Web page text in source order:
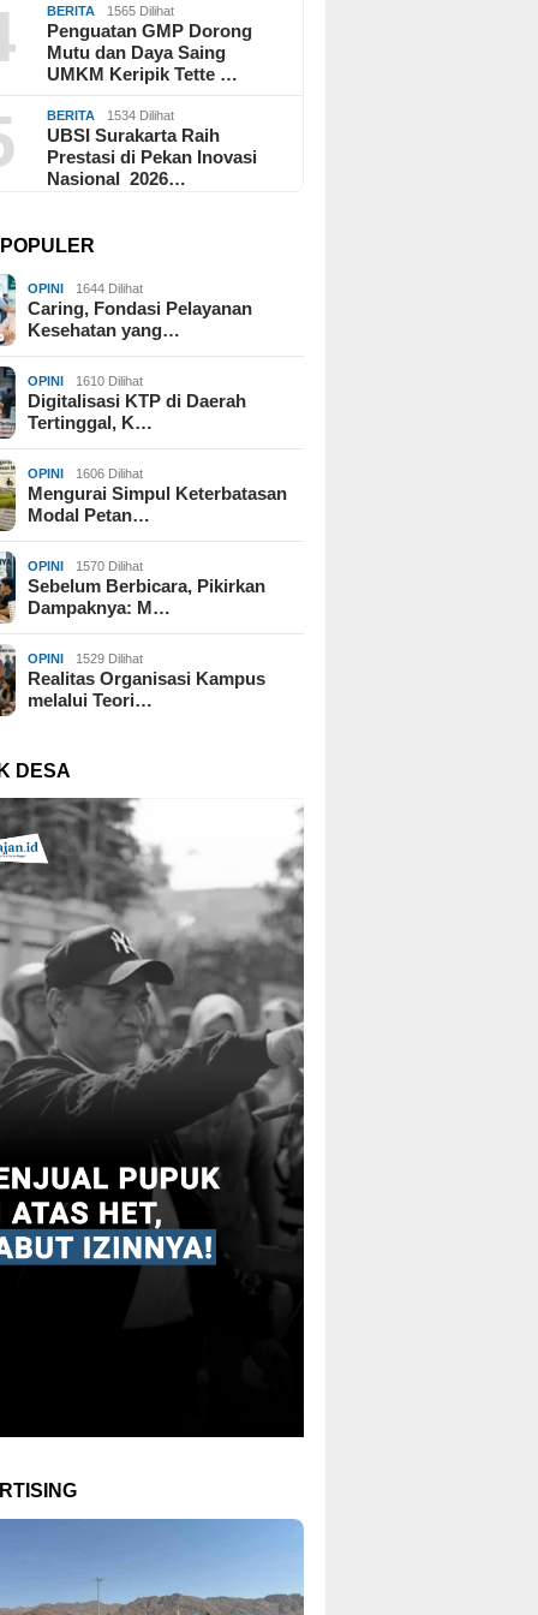
BERITA 1565 Dilihat
Penguatan GMP Dorong
Mutu dan Daya Saing
UMKM Keripik Tette …
BERITA 1534 Dilihat
UBSI Surakarta Raih
Prestasi di Pekan Inovasi
Nasional 2026…
OPINI 1644 Dilihat
Caring, Fondasi Pelayanan
Kesehatan yang…
OPINI 1610 Dilihat
Digitalisasi KTP di Daerah
Tertinggal, K…
OPINI 1606 Dilihat
Mengurai Simpul Keterbatasan
Modal Petan…
OPINI 1570 Dilihat
Sebelum Berbicara, Pikirkan
Dampaknya: M…
OPINI 1529 Dilihat
Realitas Organisasi Kampus
melalui Teori…
DESA